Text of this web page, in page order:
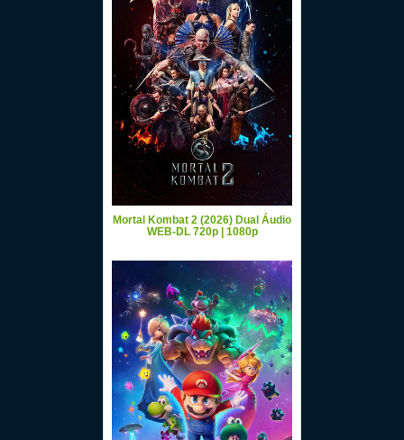
Mortal Kombat 2 (2026) Dual Áudio
WEB-DL 720p | 1080p